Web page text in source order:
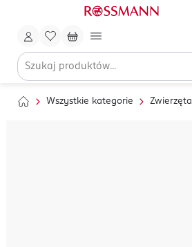
Wszystkie kategorie Zwierzęta